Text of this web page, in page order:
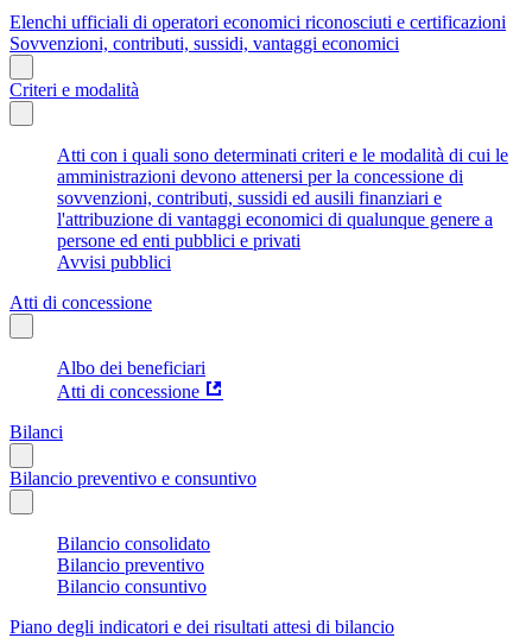
Elenchi ufficiali di operatori economici riconosciuti e certificazioni
Sovvenzioni, contributi, sussidi, vantaggi economici
Criteri e modalità
Atti con i quali sono determinati criteri e le modalità di cui le
amministrazioni devono attenersi per la concessione di
sovvenzioni, contributi, sussidi ed ausili finanziari e
l'attribuzione di vantaggi economici di qualunque genere a
persone ed enti pubblici e privati
Avvisi pubblici
Atti di concessione
Albo dei beneficiari
Atti di concessione
Bilanci
Bilancio preventivo e consuntivo
Bilancio consolidato
Bilancio preventivo
Bilancio consuntivo
Piano degli indicatori e dei risultati attesi di bilancio